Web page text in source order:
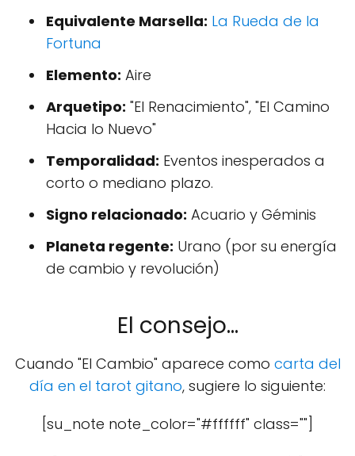
Equivalente Marsella: La Rueda de la
Fortuna
Elemento: Aire
Arquetipo: "El Renacimiento", "El Camino
Hacia lo Nuevo"
Temporalidad: Eventos inesperados a
corto o mediano plazo.
Signo relacionado: Acuario y Géminis
Planeta regente: Urano (por su energía
de cambio y revolución)
El consejo...
Cuando "El Cambio" aparece como carta del
día en el tarot gitano, sugiere lo siguiente:
[su_note note_color="#ffffff" class=""]